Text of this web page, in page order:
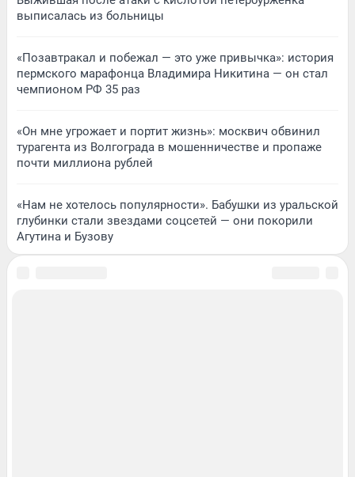
выписалась из больницы
«Позавтракал и побежал — это уже привычка»: история
пермского марафонца Владимира Никитина — он стал
чемпионом РФ 35 раз
«Он мне угрожает и портит жизнь»: москвич обвинил
турагента из Волгограда в мошенничестве и пропаже
почти миллиона рублей
«Нам не хотелось популярности». Бабушки из уральской
глубинки стали звездами соцсетей — они покорили
Агутина и Бузову